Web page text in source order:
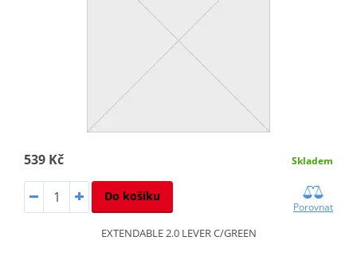
539 Kč Skladem
Do košíku
Porovnat
EXTENDABLE 2.0 LEVER C/GREEN